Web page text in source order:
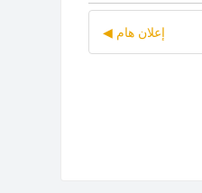
إعلان هام ◀︎